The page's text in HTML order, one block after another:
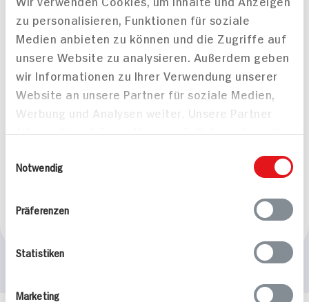
zu personalisieren, Funktionen für soziale
Medien anbieten zu können und die Zugriffe auf
unsere Website zu analysieren. Außerdem geben
wir Informationen zu Ihrer Verwendung unserer
Website an unsere Partner für soziale Medien,
Werbung und Analysen weiter. Unsere Partner
führen diese Informationen möglicherweise mit
bereitgestellt haben oder die sie im Rahmen
Notwendig
Präferenzen
Statistiken
Marketing
Banane, Mandeln und
35 min
Leicht
522 kcal p. Portion